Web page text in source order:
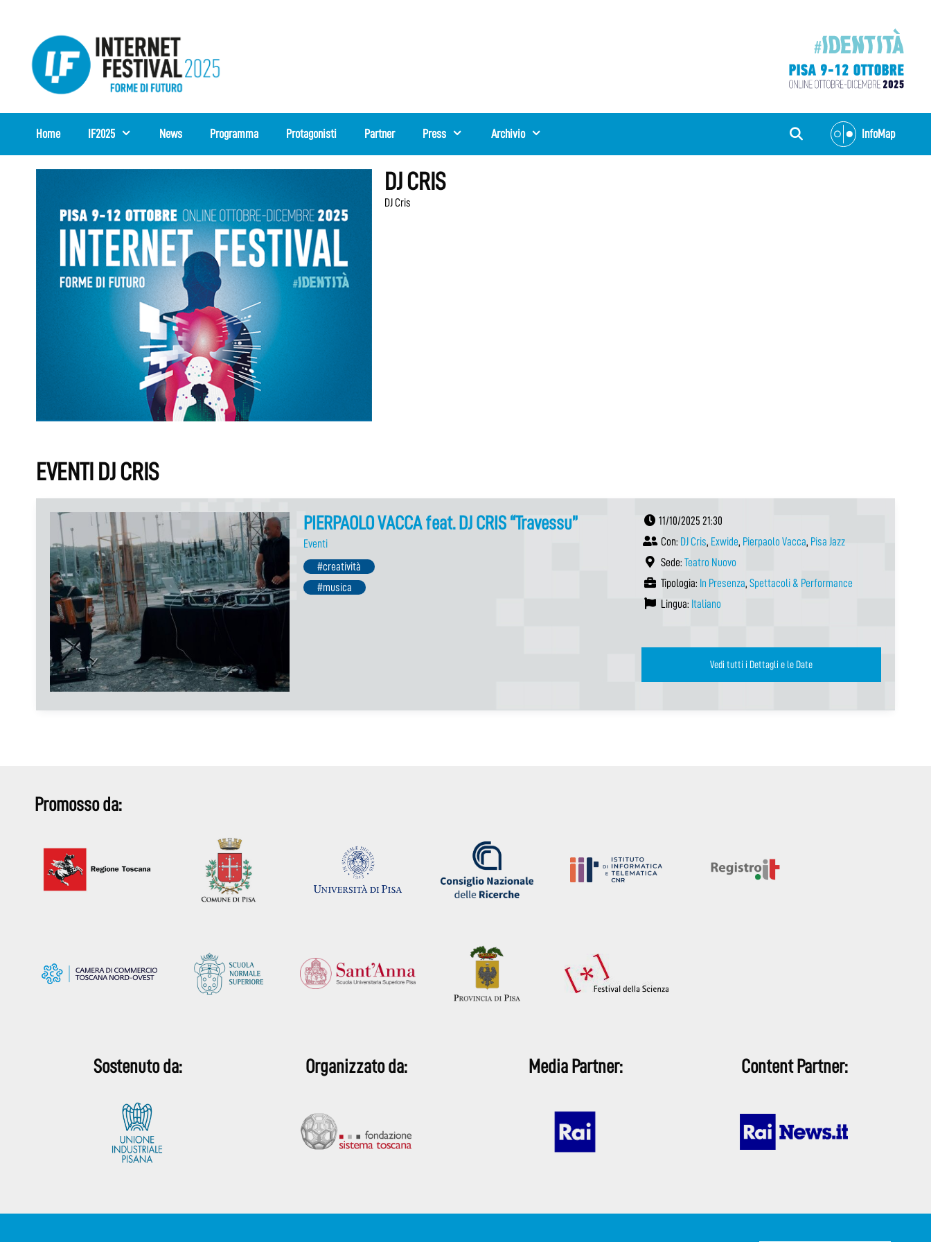
contenuto
Home IF2025 News Programma Protagonisti Partner Press Archivio InfoMap
DJ CRIS
DJ Cris
EVENTI DJ CRIS
PIERPAOLO VACCA feat. DJ CRIS “Travessu”
Eventi
#creatività
#musica
11/10/2025 21:30
Con: DJ Cris, Exwide, Pierpaolo Vacca, Pisa Jazz
Sede: Teatro Nuovo
Tipologia: In Presenza, Spettacoli & Performance
Lingua: Italiano
Vedi tutti i Dettagli e le Date
Promosso da:
Sostenuto da: Organizzato da: Media Partner: Content Partner: